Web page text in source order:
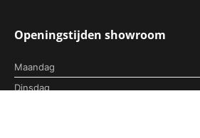
Openingstijden showroom
Maandag
Dinsdag